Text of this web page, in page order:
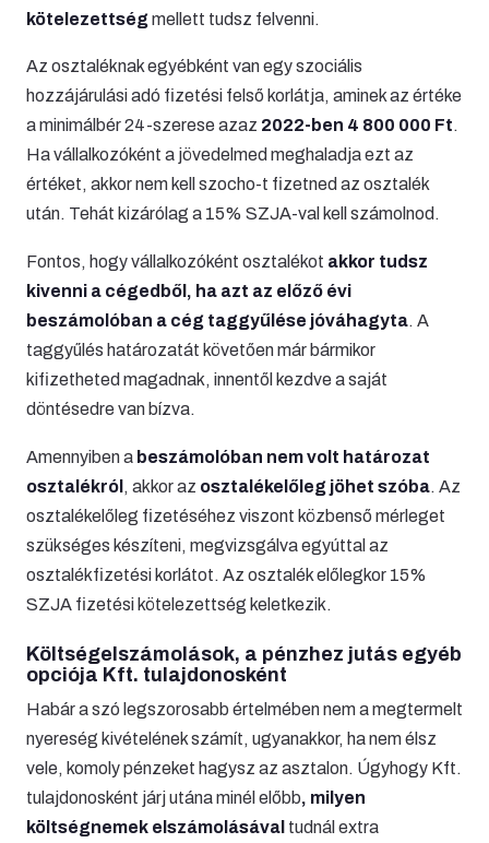
kötelezettségmellett tudsz felvenni.
Az osztaléknak egyébként van egy szociális
hozzájárulási adó fizetési felső korlátja, aminek az értéke
a minimálbér 24-szerese azaz 2022-ben 4 800 000 Ft.
Ha vállalkozóként a jövedelmed meghaladja ezt az
értéket, akkor nem kell szocho-t fizetned az osztalék
után. Tehát kizárólag a 15% SZJA-val kell számolnod.
Fontos, hogy vállalkozóként osztalékot akkor tudsz
kivenni a cégedből, ha azt az előző évi
beszámolóban a cég taggyűlése jóváhagyta. A
taggyűlés határozatát követően már bármikor
kifizetheted magadnak, innentől kezdve a saját
döntésedre van bízva.
Amennyiben a beszámolóban nem volt határozat
osztalékról , akkor az osztalékelőleg jöhet szóba. Az
osztalékelőleg fizetéséhez viszont közbenső mérleget
szükséges készíteni, megvizsgálva egyúttal az
osztalékfizetési korlátot. Az osztalék előlegkor 15%
SZJA fizetési kötelezettség keletkezik.
Költségelszámolások, a pénzhez jutás egyéb
opciója Kft. tulajdonosként
Habár a szó legszorosabb értelmében nem a megtermelt
nyereség kivételének számít, ugyanakkor, ha nem élsz
vele, komoly pénzeket hagysz az asztalon. Úgyhogy Kft.
tulajdonosként járj utána minél előbb, milyen
költségnemek elszámolásával tudnál extra